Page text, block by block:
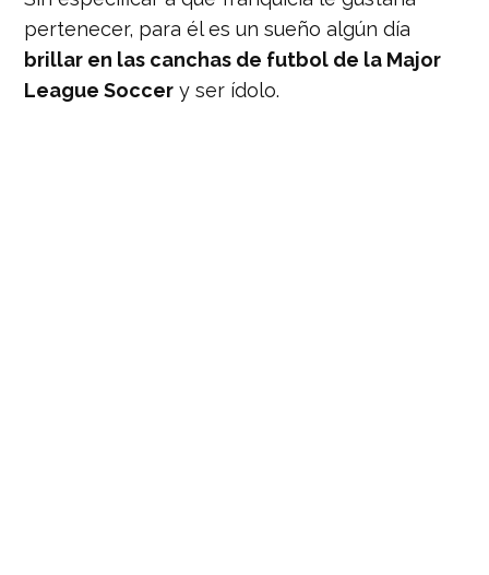
pertenecer, para él es un sueño algún día
brillar en las canchas de futbol de la Major
League Soccer y ser ídolo.